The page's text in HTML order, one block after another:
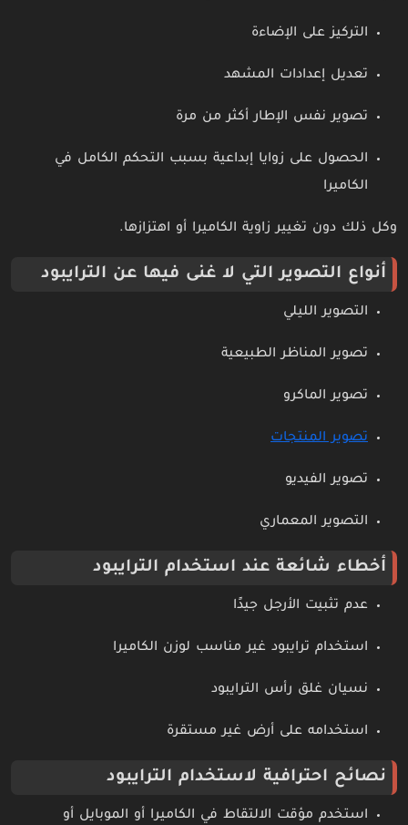
التركيز على الإضاءة
تعديل إعدادات المشهد
تصوير نفس الإطار أكثر من مرة
الحصول على زوايا إبداعية بسبب التحكم الكامل في
الكاميرا
وكل ذلك دون تغيير زاوية الكاميرا أو اهتزازها.
أنواع التصوير التي لا غنى فيها عن الترايبود
التصوير الليلي
تصوير المناظر الطبيعية
تصوير الماكرو
تصوير المنتجات
تصوير الفيديو
التصوير المعماري
أخطاء شائعة عند استخدام الترايبود
عدم تثبيت الأرجل جيدًا
استخدام ترايبود غير مناسب لوزن الكاميرا
نسيان غلق رأس الترايبود
استخدامه على أرض غير مستقرة
نصائح احترافية لاستخدام الترايبود
استخدم مؤقت الالتقاط في الكاميرا أو الموبايل أو